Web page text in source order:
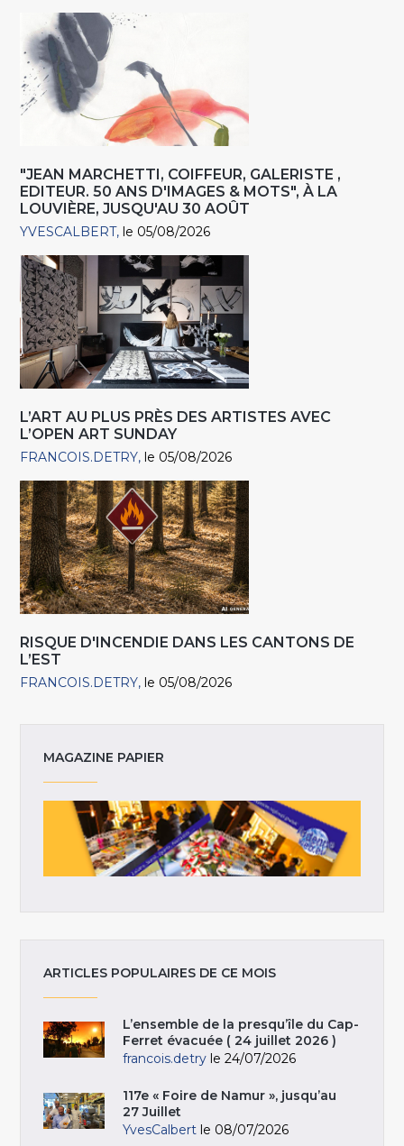
"JEAN MARCHETTI, COIFFEUR, GALERISTE ,
EDITEUR. 50 ANS D'IMAGES & MOTS", À LA
LOUVIÈRE, JUSQU'AU 30 AOÛT
YVESCALBERT le 05/08/2026
L’ART AU PLUS PRÈS DES ARTISTES AVEC
L’OPEN ART SUNDAY
FRANCOIS.DETRY le 05/08/2026
RISQUE D'INCENDIE DANS LES CANTONS DE
L’EST
FRANCOIS.DETRY le 05/08/2026
MAGAZINE PAPIER
ARTICLES POPULAIRES DE CE MOIS
L’ensemble de la presqu’île du Cap-
Ferret évacuée ( 24 juillet 2026 )
francois.detry le 24/07/2026
117e « Foire de Namur », jusqu’au
27 Juillet
YvesCalbert le 08/07/2026